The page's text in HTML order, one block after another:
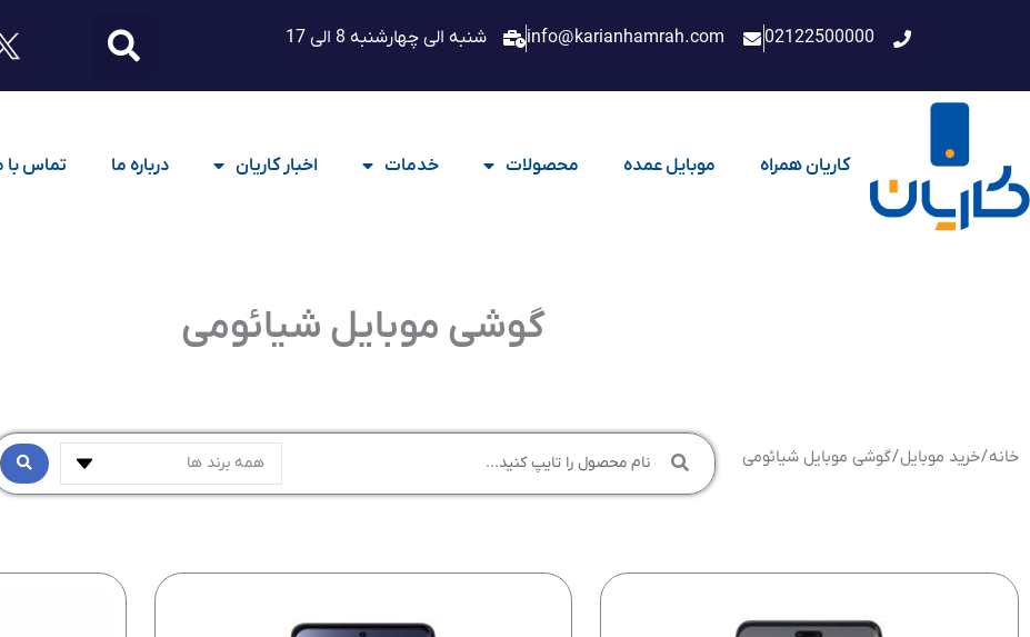
02122500000
info@karianhamrah.com شنبه الی چهارشنبه 8 الی 17
کاریان همراه موبایل عمده محصولات خدمات اخبار کاریان درباره ما
تماس با
گوشی موبایل شیائومی
خانه/خرید موبایل/ گوشی موبایل شیائومی
جستجو
...
همه برند ها